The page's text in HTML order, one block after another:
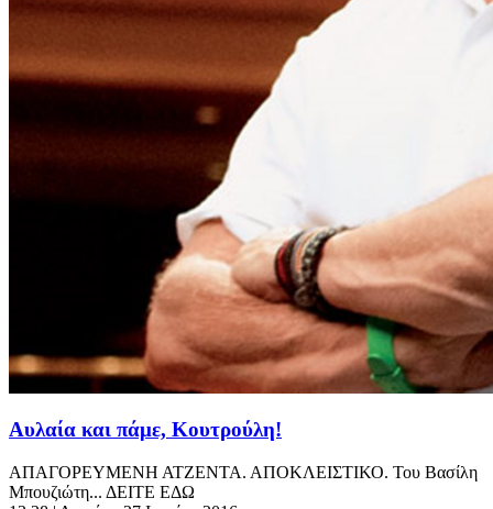
Αυλαία και πάμε, Κουτρούλη!
ΑΠΑΓΟΡΕΥΜΕΝΗ ΑΤΖΕΝΤΑ. ΑΠΟΚΛΕΙΣΤΙΚΟ. Του Βασίλη
Μπουζιώτη... ΔΕΙΤΕ ΕΔΩ